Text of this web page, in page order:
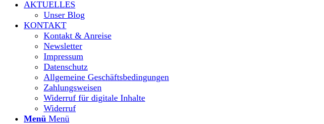
AKTUELLES
Unser Blog
KONTAKT
Kontakt & Anreise
Newsletter
Impressum
Datenschutz
Allgemeine Geschäftsbedingungen
Zahlungsweisen
Widerruf für digitale Inhalte
Widerruf
Menü Menü